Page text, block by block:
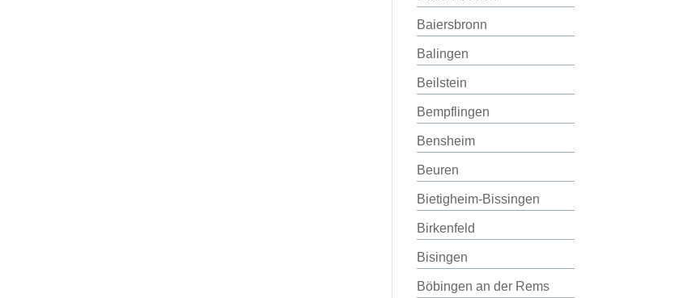
Baiersbronn
Balingen
Beilstein
Bempflingen
Bensheim
Beuren
Bietigheim-Bissingen
Birkenfeld
Bisingen
Böbingen an der Rems